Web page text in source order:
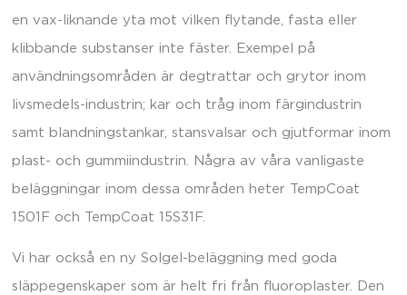
en vax-liknande yta mot vilken flytande, fasta eller
klibbande substanser inte fäster. Exempel på
användnings­områden är degtrattar och grytor inom
livsmedels-industrin; kar och tråg inom färg­industrin
samt blandningstankar, stansvalsar och gjutformar inom
plast- och gummi­industrin. Några av våra vanligaste
beläggningar inom dessa områden heter TempCoat
1501F och TempCoat 15S31F.
Vi har också en ny Solgel-beläggning med goda
släppegenskaper som är helt fri från fluoroplaster. Den